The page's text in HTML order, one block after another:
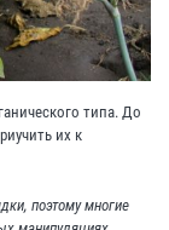
типа. До
их к
поэтому многие